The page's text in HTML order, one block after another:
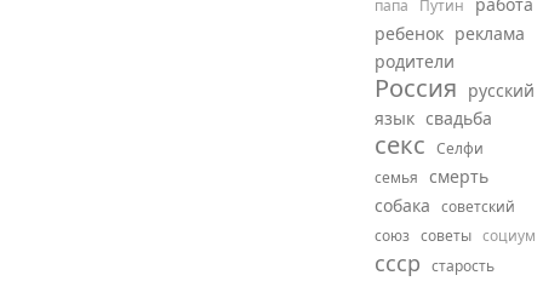
папа Путин
ребенок реклама
родители
Россия русский
язык свадьба
секс Селфи
семья смерть
собака советский
союз советы социум
ссср старость